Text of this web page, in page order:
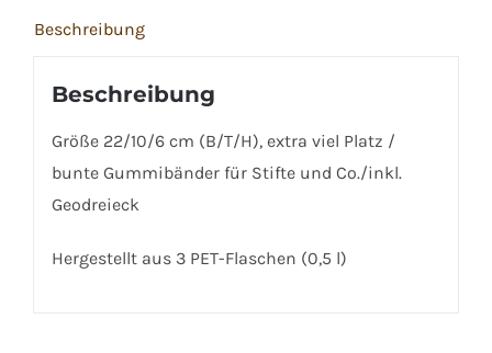
Beschreibung
Beschreibung
Größe 22/10/6 cm (B/T/H), extra viel Platz /
bunte Gummibänder für Stifte und Co./inkl.
Geodreieck
Hergestellt aus 3 PET-Flaschen (0,5 l)